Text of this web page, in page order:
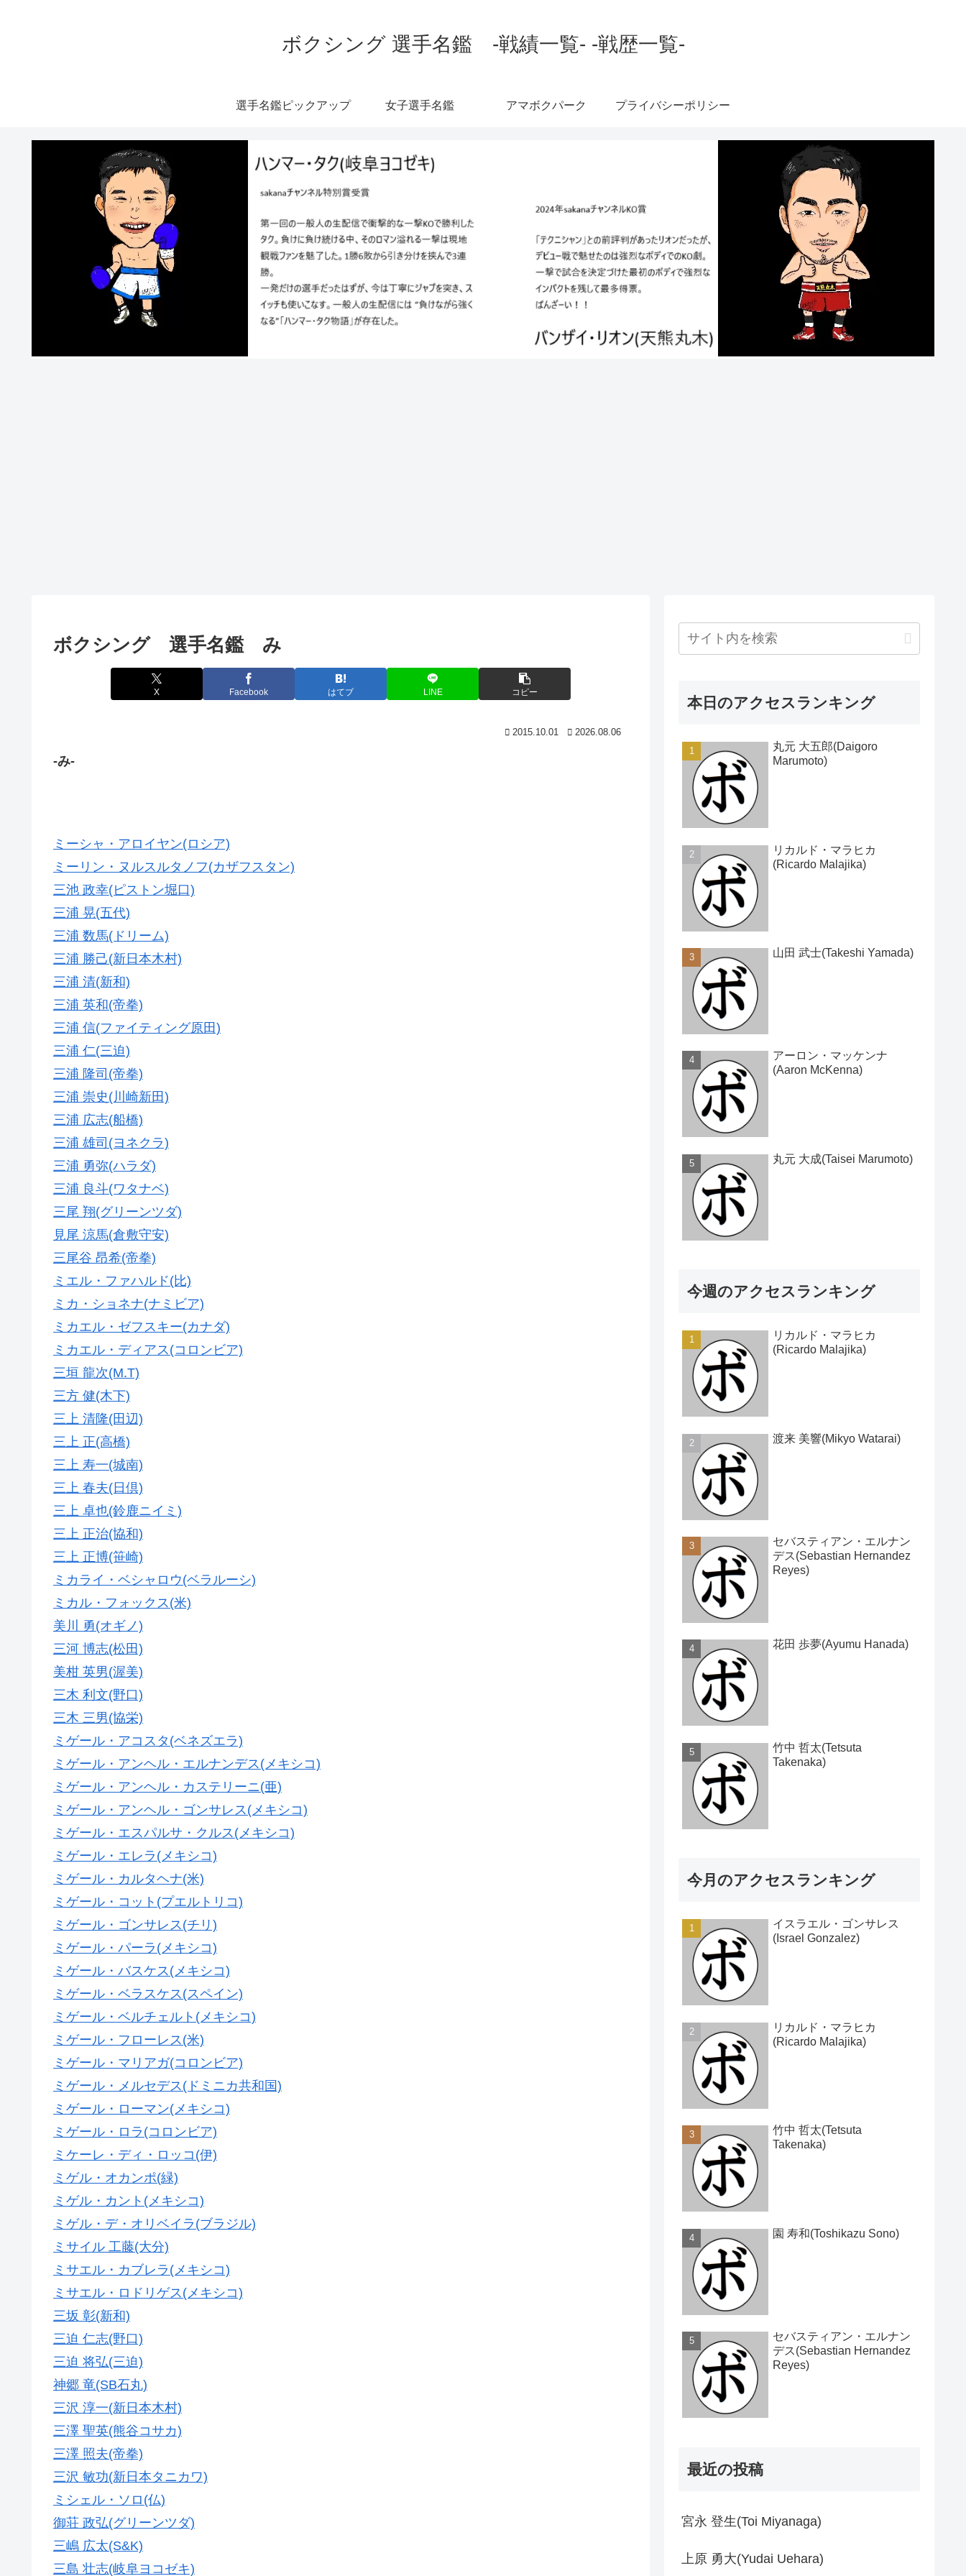
ボクシング 選手名鑑 -戦績一覧- -戦歴一覧-
選手名鑑ピックアップ 女子選手名鑑 アマボクパーク プライバシーポリシー
ボクシング 選手名鑑 み
X Facebook はてブ LINE コピー
2015.10.01 2026.08.06
-み-
ミーシャ・アロイヤン(ロシア)
ミーリン・ヌルスルタノフ(カザフスタン)
三池 政幸(ピストン堀口)
三浦 晃(五代)
三浦 数馬(ドリーム)
三浦 勝己(新日本木村)
三浦 清(新和)
三浦 英和(帝拳)
三浦 信(ファイティング原田)
三浦 仁(三迫)
三浦 隆司(帝拳)
三浦 崇史(川崎新田)
三浦 広志(船橋)
三浦 雄司(ヨネクラ)
三浦 勇弥(ハラダ)
三浦 良斗(ワタナベ)
三尾 翔(グリーンツダ)
見尾 涼馬(倉敷守安)
三尾谷 昂希(帝拳)
ミエル・ファハルド(比)
ミカ・ショネナ(ナミビア)
ミカエル・ゼフスキー(カナダ)
ミカエル・ディアス(コロンビア)
三垣 龍次(M.T)
三方 健(木下)
三上 清隆(田辺)
三上 正(高橋)
三上 寿一(城南)
三上 春夫(日倶)
三上 卓也(鈴鹿ニイミ)
三上 正治(協和)
三上 正博(笹崎)
ミカライ・ベシャロウ(ベラルーシ)
ミカル・フォックス(米)
美川 勇(オギノ)
三河 博志(松田)
美柑 英男(渥美)
三木 利文(野口)
三木 三男(協栄)
ミゲール・アコスタ(ベネズエラ)
ミゲール・アンヘル・エルナンデス(メキシコ)
ミゲール・アンヘル・カステリーニ(亜)
ミゲール・アンヘル・ゴンサレス(メキシコ)
ミゲール・エスパルサ・クルス(メキシコ)
ミゲール・エレラ(メキシコ)
ミゲール・カルタヘナ(米)
ミゲール・コット(プエルトリコ)
ミゲール・ゴンサレス(チリ)
ミゲール・パーラ(メキシコ)
ミゲール・バスケス(メキシコ)
ミゲール・ベラスケス(スペイン)
ミゲール・ベルチェルト(メキシコ)
ミゲール・フローレス(米)
ミゲール・マリアガ(コロンビア)
ミゲール・メルセデス(ドミニカ共和国)
ミゲール・ローマン(メキシコ)
ミゲール・ロラ(コロンビア)
ミケーレ・ディ・ロッコ(伊)
ミゲル・オカンポ(緑)
ミゲル・カント(メキシコ)
ミゲル・デ・オリベイラ(ブラジル)
ミサイル 工藤(大分)
ミサエル・カブレラ(メキシコ)
ミサエル・ロドリゲス(メキシコ)
三坂 彰(新和)
三迫 仁志(野口)
三迫 将弘(三迫)
神郷 竜(SB石丸)
三沢 淳一(新日本木村)
三澤 聖英(熊谷コサカ)
三澤 照夫(帝拳)
三沢 敏功(新日本タニカワ)
ミシェル・ソロ(仏)
御荘 政弘(グリーンツダ)
三嶋 広太(S&K)
三島 壮志(岐阜ヨコゼキ)
本日のアクセスランキング
丸元 大五郎(Daigoro
Marumoto)
リカルド・マラヒカ
(Ricardo Malajika)
山田 武士(Takeshi Yamada)
アーロン・マッケンナ
(Aaron McKenna)
丸元 大成(Taisei Marumoto)
今週のアクセスランキング
リカルド・マラヒカ
(Ricardo Malajika)
渡来 美響(Mikyo Watarai)
セバスティアン・エルナン
デス(Sebastian Hernandez
Reyes)
花田 歩夢(Ayumu Hanada)
竹中 哲太(Tetsuta
Takenaka)
今月のアクセスランキング
イスラエル・ゴンサレス
(Israel Gonzalez)
リカルド・マラヒカ
(Ricardo Malajika)
竹中 哲太(Tetsuta
Takenaka)
園 寿和(Toshikazu Sono)
セバスティアン・エルナン
デス(Sebastian Hernandez
Reyes)
最近の投稿
宮永 登生(Toi Miyanaga)
上原 勇大(Yudai Uehara)